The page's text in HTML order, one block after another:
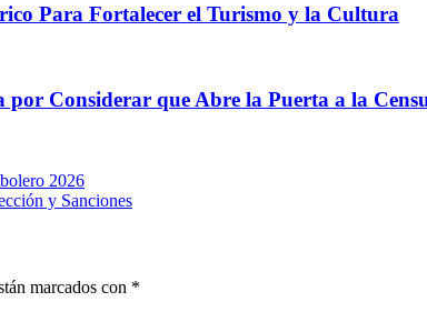
Para Fortalecer el Turismo y la Cultura
Considerar que Abre la Puerta a la
2026
y Sanciones
marcados con *